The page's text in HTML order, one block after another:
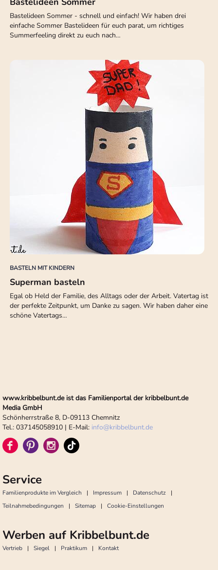
Bastelideen Sommer - schnell und einfach! Wir haben drei
einfache Sommer Bastelideen für euch parat, um richtiges
Summerfeeling direkt zu euch nach…
BASTELN MIT KINDERN
Superman basteln
Egal ob Held der Familie, des Alltags oder der Arbeit. Vatertag ist
der perfekte Zeitpunkt, um Danke zu sagen. Wir haben daher eine
schöne Vatertags…
www.kribbelbunt.de ist das Familienportal der kribbelbunt.de
Media GmbH
Schönherrstraße 8, D-09113 Chemnitz
Tel.: 037145058910 | E-Mail: info@kribbelbunt.de
Service
Familienprodukte im Vergleich Impressum
Datenschutz
Teilnahmebedingungen
Sitemap Cookie-Einstellungen
Werben auf Kribbelbunt.de
Vertrieb Siegel Praktikum Kontakt